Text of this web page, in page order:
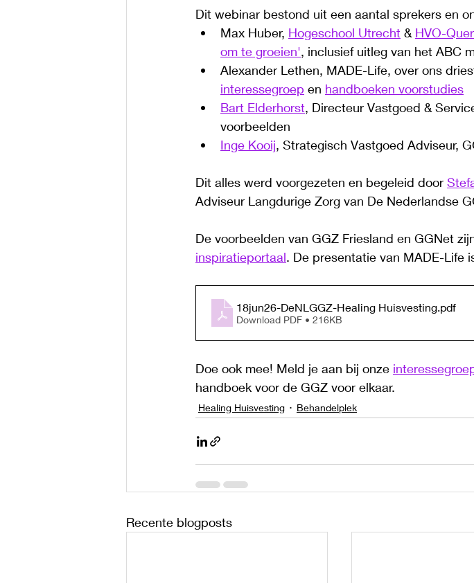
Dit webinar bestond uit een aantal sprekers en
Max Huber, Hogeschool Utrecht & HVO-
om te groeien', inclusief uitleg van het ABC
Alexander Lethen, MADE-Life, over ons
interessegroep en handboeken voorstudies
Bart Elderhorst, Directeur Vastgoed &
voorbeelden
Inge Kooij, Strategisch Vastgoed Adviseur,
Dit alles werd voorgezeten en begeleid door
Adviseur Langdurige Zorg van De Nederlandse
De voorbeelden van GGZ Friesland en GGNet
inspiratieportaal. De presentatie van MADE-Life
18jun26-DeNLGGZ-Healing Huisvesting .pdf
Download PDF • 216KB
Doe ook mee! Meld je aan bij onze
handboek voor de GGZ voor elkaar.
Healing Huisvesting Behandelplek
Recente blogposts